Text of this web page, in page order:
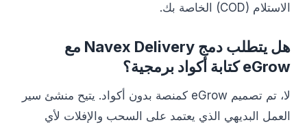
الاستلام (COD) الخاصة بك.
هل يتطلب دمج Navex Delivery مع
eGrow كتابة أكواد برمجية؟
لا، تم تصميم eGrow كمنصة بدون أكواد. يتيح منشئ سير
العمل البديهي الذي يعتمد على السحب والإفلات لأي